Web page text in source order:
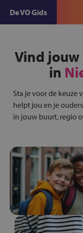
De VO Gids
Vind
in
Sta je voor de keuze
helpt jou en je
in jouw buurt, regio